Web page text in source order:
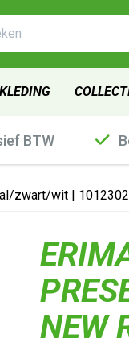
BTW
zwart/wit | 1012302
NEW